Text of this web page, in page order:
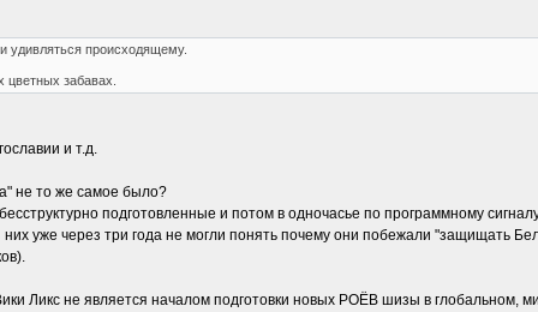
удивляться происходящему.
забавах.
и т.д.
не то же самое было?
подготовленные и потом в одночасье по программному
уже через три года не могли понять почему они побежали "защищать
Ликс не является началом подготовки новых РОЁВ шизы в